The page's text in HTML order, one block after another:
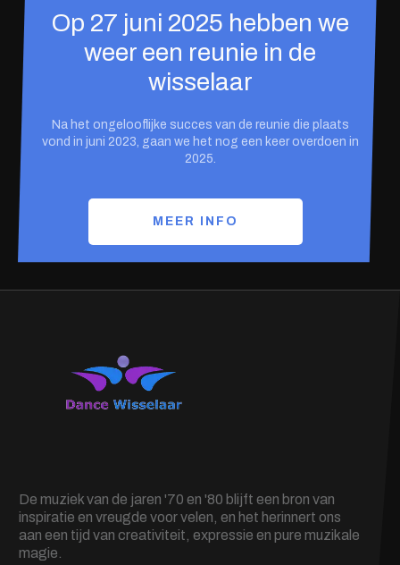
Op 27 juni 2025 hebben we
weer een reunie in de
wisselaar
Na het ongelooflijke succes van de reunie die plaats
vond in juni 2023, gaan we het nog een keer overdoen in
2025.
MEER INFO
De muziek van de jaren '70 en '80 blijft een bron van
inspiratie en vreugde voor velen, en het herinnert ons
aan een tijd van creativiteit, expressie en pure muzikale
magie.